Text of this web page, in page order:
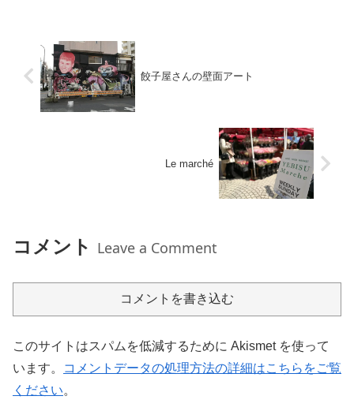
餃子屋さんの壁面アート
Le marché
コメント Leave a Comment
コメントを書き込む
このサイトはスパムを低減するために Akismet を使って
います。
コメントデータの処理方法の詳細はこちらをご覧
ください。